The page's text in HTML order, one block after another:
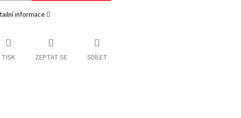
informace
TISK ZEPTAT SE SDÍLET